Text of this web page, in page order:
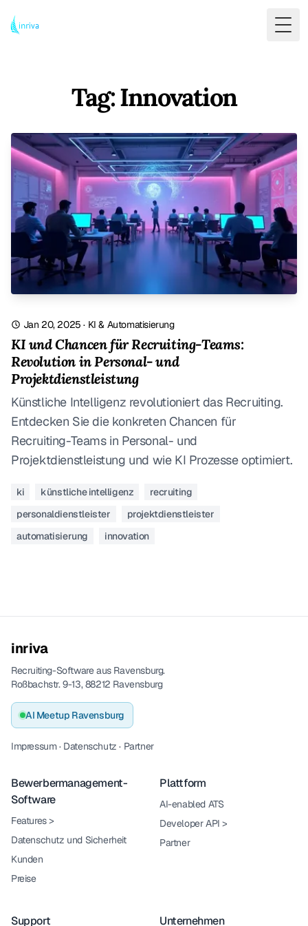
Tag: Innovation
Jan 20, 2025 · KI & Automatisierung
KI und Chancen für Recruiting-Teams:
Revolution in Personal- und
Projektdienstleistung
Künstliche Intelligenz revolutioniert das Recruiting.
Entdecken Sie die konkreten Chancen für
Recruiting-Teams in Personal- und
Projektdienstleistung und wie KI Prozesse optimiert.
ki künstliche intelligenz
recruiting
personaldienstleister
projektdienstleister
automatisierung
innovation
inriva
Recruiting-Software aus Ravensburg.
Roßbachstr. 9-13, 88212 Ravensburg
AI Meetup Ravensburg
Impressum· Datenschutz · Partner
Bewerbermanagement-
Software
Features>
Datenschutz und Sicherheit
Kunden
Preise
Plattform
AI-enabled ATS
Developer API >
Partner
Support Unternehmen